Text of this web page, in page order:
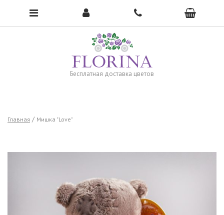
Бесплатная доставка цветов
Чтобы открыть меню, нажмите сюда →
Главная Мишка "Love"